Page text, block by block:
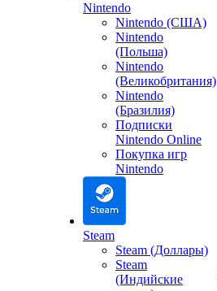
Nintendo
Nintendo (США)
Nintendo
(Польша)
Nintendo
(Великобритания)
Nintendo
(Бразилия)
Подписки
Nintendo Online
Покупка игр
Nintendo
Steam
Steam (Доллары)
Steam
(Индийские